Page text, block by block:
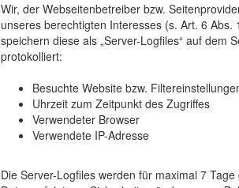
Wir, der Webseitenbetreiber bzw.
unseres berechtigten Interesses (s. Art. 6
speichern diese als „Server-Logfiles“ auf dem
protokolliert:
Besuchte Website bzw.
Uhrzeit zum Zeitpunkt des Zugriffes
Verwendeter Browser
Verwendete IP-Adresse
Die Server-Logfiles werden für maximal 7